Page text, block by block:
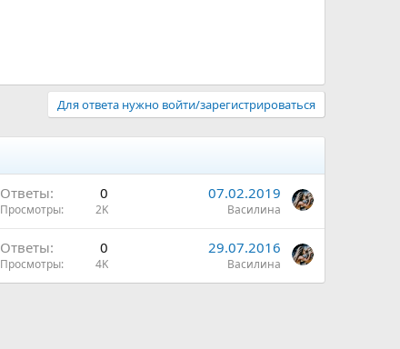
Для ответа нужно войти/зарегистрироваться
Ответы 0
Просмотры 2K
07.02.2019
Василина
Ответы 0
Просмотры 4K
29.07.2016
Василина